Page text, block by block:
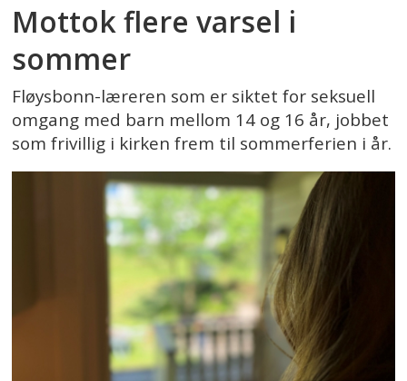
Mottok flere varsel i
sommer
Fløysbonn-læreren som er siktet for seksuell
omgang med barn mellom 14 og 16 år, jobbet
som frivillig i kirken frem til sommerferien i år.